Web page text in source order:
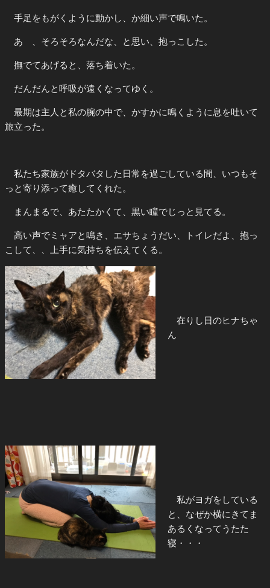
手足をもがくように動かし、か細い声で鳴いた。
あゝ、そろそろなんだな、と思い、抱っこした。
撫でてあげると、落ち着いた。
だんだんと呼吸が遠くなってゆく。
最期は主人と私の腕の中で、かすかに鳴くように息を吐いて
旅立った。
私たち家族がドタバタした日常を過ごしている間、いつもそ
っと寄り添って癒してくれた。
まんまるで、あたたかくて、黒い瞳でじっと見てる。
高い声でミャアと鳴き、エサちょうだい、トイレだよ、抱っ
こして、、上手に気持ちを伝えてくる。
在りし日のヒナちゃ
ん
私がヨガをしている
と、なぜか横にきてま
あるくなってうたた
寝・・・